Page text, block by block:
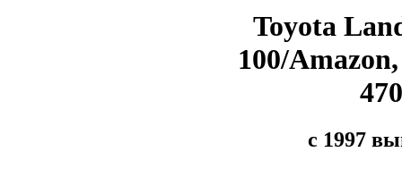
Toyota
100/
470
с 1997